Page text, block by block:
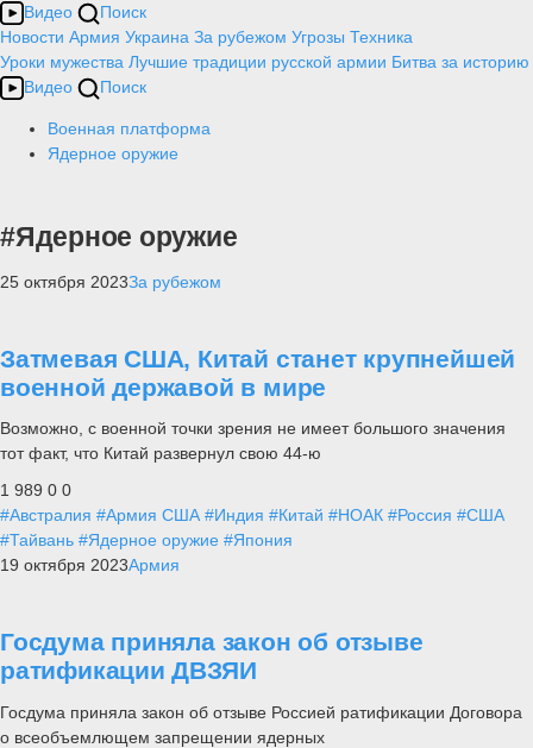
Видео
Поиск
Новости Армия Украина За рубежом Угрозы Техника
Уроки мужества Лучшие традиции русской армии Битва за историю
Видео
Поиск
Военная платформа
Ядерное оружие
#Ядерное оружие
25 октября 2023За рубежом
Затмевая США, Китай станет крупнейшей
военной державой в мире
Возможно, с военной точки зрения не имеет большого значения
тот факт, что Китай развернул свою 44-ю
1 989 0 0
#Австралия #Армия США #Индия #Китай #НОАК #Россия #США
#Тайвань #Ядерное оружие #Япония
19 октября 2023Армия
Госдума приняла закон об отзыве
ратификации ДВЗЯИ
Госдума приняла закон об отзыве Россией ратификации Договора
о всеобъемлющем запрещении ядерных